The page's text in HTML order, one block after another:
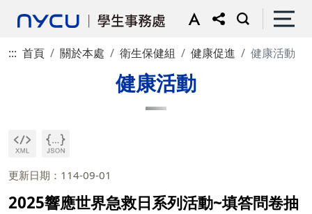
::: 首頁 關於本處 衛生保健組 健康促進 健康活動
健康活動
更新日期：114-09-01
2025響應世界急救日系列活動~填答問卷抽